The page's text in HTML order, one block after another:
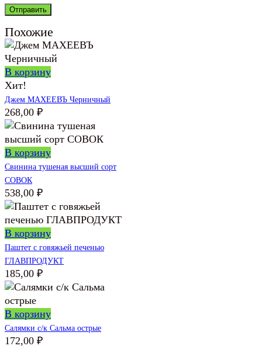
Похожие
В корзину
Хит!
Джем МАХЕЕВЪ Черничный
268,00 ₽
В корзину
Свинина тушеная высший сорт
СОВОК
538,00 ₽
В корзину
Паштет с говяжьей печенью
ГЛАВПРОДУКТ
185,00 ₽
В корзину
Салямки с/к Сальма острые
172,00 ₽